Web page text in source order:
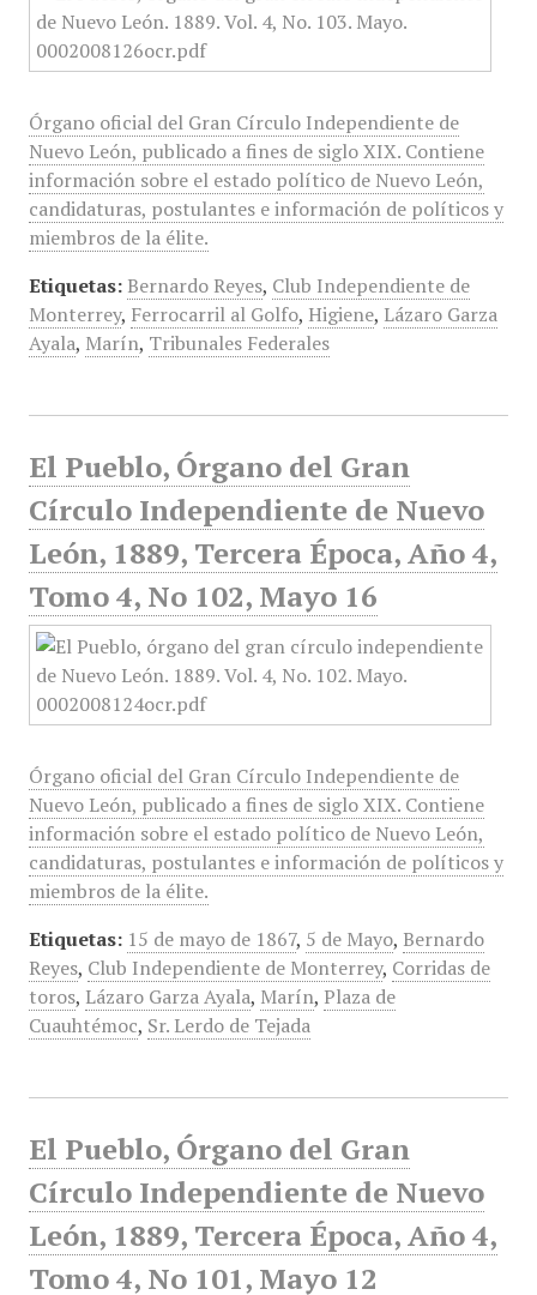
Órgano oficial del Gran Círculo Independiente de
Nuevo León, publicado a fines de siglo XIX. Contiene
información sobre el estado político de Nuevo León,
candidaturas, postulantes e información de políticos y
miembros de la élite.
Etiquetas: Bernardo Reyes, Club Independiente de
Monterrey, Ferrocarril al Golfo, Higiene, Lázaro Garza
Ayala, Marín, Tribunales Federales
El Pueblo, Órgano del Gran
Círculo Independiente de Nuevo
León, 1889, Tercera Época, Año 4,
Tomo 4, No 102, Mayo 16
Órgano oficial del Gran Círculo Independiente de
Nuevo León, publicado a fines de siglo XIX. Contiene
información sobre el estado político de Nuevo León,
candidaturas, postulantes e información de políticos y
miembros de la élite.
Etiquetas: 15 de mayo de 1867, 5 de Mayo, Bernardo
Reyes, Club Independiente de Monterrey, Corridas de
toros, Lázaro Garza Ayala, Marín, Plaza de
Cuauhtémoc, Sr. Lerdo de Tejada
El Pueblo, Órgano del Gran
Círculo Independiente de Nuevo
León, 1889, Tercera Época, Año 4,
Tomo 4, No 101, Mayo 12